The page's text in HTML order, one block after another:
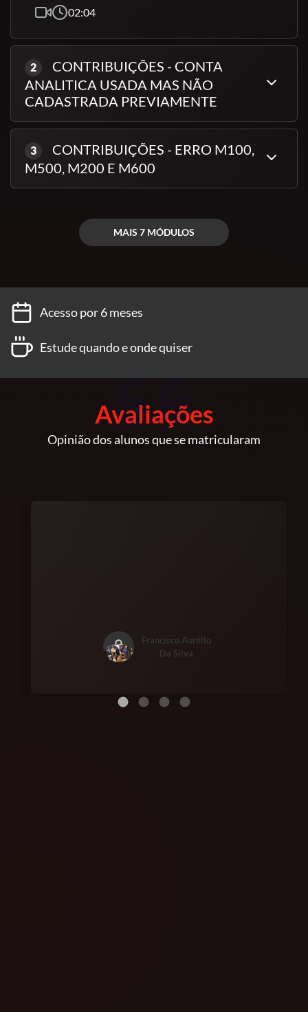
armazenamento, além de diminuir a necessidade de
informações fiscais e contábeis permite economizar
recursos a longo prazo.
Facilidade na Fiscalização e Controle:
SPED, as informações fiscais ficam registradas de
forma detalhada e padronizada, o que facilita a
fiscalização por parte dos órgãos públicos e
também o controle interno da empresa, garantindo
que todas as operações estejam devidamente
Em resumo, o uso do SPED Fiscal e Contribuições
custos operacionais e evitar problemas com o fisco.
02:04
2
CONTRIBUIÇÕES - CONTA
ANALITICA USADA MAS NÃO
CADASTRADA PREVIAMENTE
3
CONTRIBUIÇÕES - ERRO M100,
M500, M200 E M600
MAIS 7 MÓDULOS
Acesso por 6 meses
Estude quando e onde quiser
Avaliações
Opinião dos alunos que se matricularam
Francisco Aurélio
Da Silva